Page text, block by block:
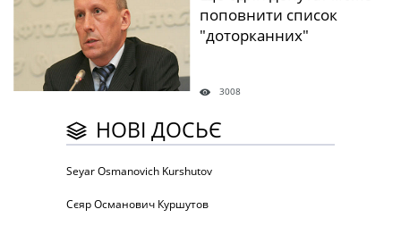
поповнити список
"доторканних"
3008
НОВІ ДОСЬЄ
Seyar Osmanovich Kurshutov
Сєяр Османович Куршутов